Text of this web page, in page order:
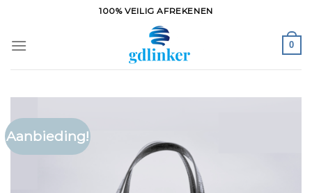
inhoud
100% VEILIG AFREKENEN
0
Aanbieding!